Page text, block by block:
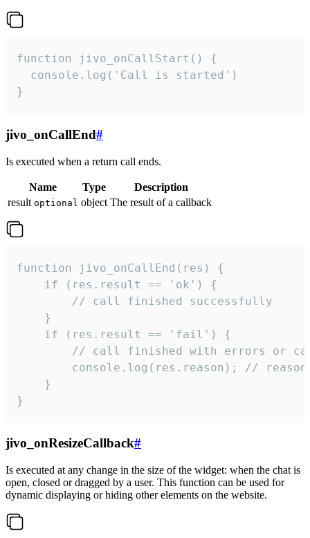
function jivo_onCallStart() {
  console.log('Call is started')
}
jivo_onCallEnd#
Is executed when a return call ends.
Name Type
Description
result optional object The result of a callback
function jivo_onCallEnd(res) {
    if (res.result == 'ok') {
        // call finished successfully
    }
    if (res.result == 'fail') {
// call finished with errors or
console.log(res.reason); //
    }
}
jivo_onResizeCallback#
Is executed at any change in the size of the widget: when the chat is
open, closed or dragged by a user. This function can be used for
dynamic displaying or hiding other elements on the website.